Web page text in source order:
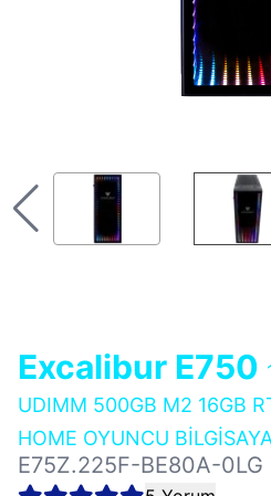
Excalibur E750
UDIMM 500GB M2 16GB
HOME OYUNCU
E75Z.225F-BE80A-0LG